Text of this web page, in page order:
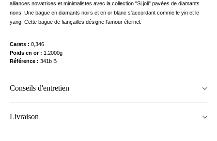
alliances novatrices et minimalistes avec la collection "Si joli" pavées de diamants
noirs. Une bague en diamants noirs et en or blanc s'accordant comme le yin et le
yang. Cette bague de fiançailles désigne l'amour éternel.
Carats
0,346
Poids en or
1.2000g
Référence
341b B
Conseils d'entretien
Livraison